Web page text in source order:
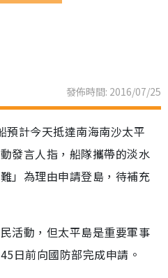
發佈時間: 2016/07/25
預計今天抵達南海南沙太平
發言人指，船隊攜帶的淡水
」為理由申請登島，待補充
活動，但太平島是重要軍事
日前向國防部完成申請。